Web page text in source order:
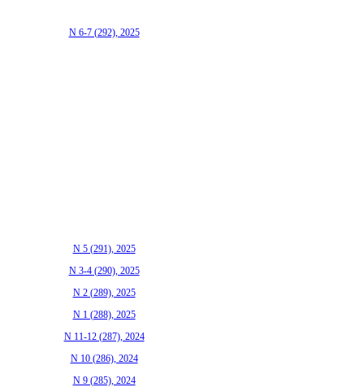
N 6-7 (292), 2025
N 5 (291), 2025
N 3-4 (290), 2025
N 2 (289), 2025
N 1 (288), 2025
N 11-12 (287), 2024
N 10 (286), 2024
N 9 (285), 2024